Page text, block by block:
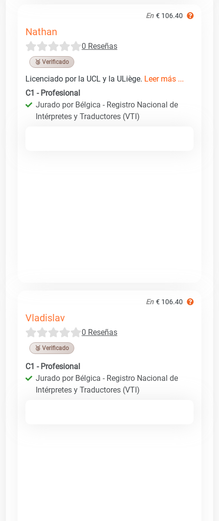
En € 106.40
Nathan
0 Reseñas
🥉 Verificado
Licenciado por la UCL y la ULiège. Leer más ...
C1 - Profesional
Jurado por Bélgica - Registro Nacional de
Intérpretes y Traductores (VTI)
En € 106.40
Vladislav
0 Reseñas
🥉 Verificado
C1 - Profesional
Jurado por Bélgica - Registro Nacional de
Intérpretes y Traductores (VTI)